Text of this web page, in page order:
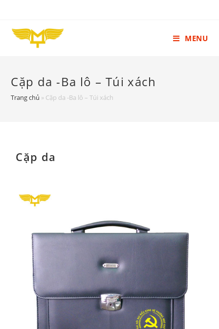
MENU
Cặp da -Ba lô – Túi xách
Trang chủ » Cặp da -Ba lô – Túi xách
Cặp da